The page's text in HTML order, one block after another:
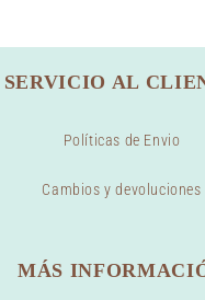
SERVICIO AL
Políticas de Envio
Cambios y devoluciones
MÁS